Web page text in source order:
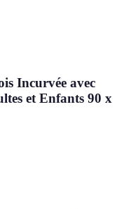
Incurvée avec
et Enfants 90 x